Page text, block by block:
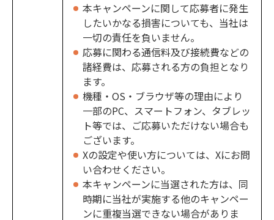
本キャンペーンに関して応募者に発生
したいかなる損害についても、当社は
一切の責任を負いません。
応募に関わる通信料及び接続費などの
諸経費は、応募される方の負担となり
ます。
機種・OS・ブラウザ等の理由により
一部のPC、スマートフォン、タブレッ
ト等では、ご応募いただけない場合も
ございます。
Xの設定や使い方については、Xにお問
い合わせください。
本キャンペーンに当選された方は、同
時期に当社が実施する他のキャンペー
ンに重複当選できない場合がありま